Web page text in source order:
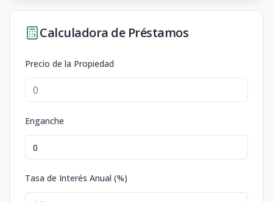
Calculadora de Préstamos
Precio de la Propiedad
Enganche
Tasa de Interés Anual (%)